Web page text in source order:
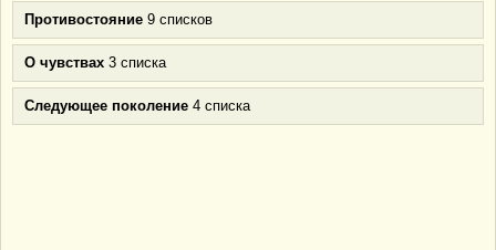
Противостояние 9 списков
О чувствах 3 списка
Следующее поколение 4 списка